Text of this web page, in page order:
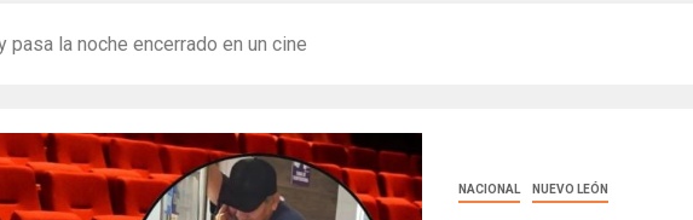
pasa la noche encerrado en un cine
NACIONAL NUEVO LEÓN